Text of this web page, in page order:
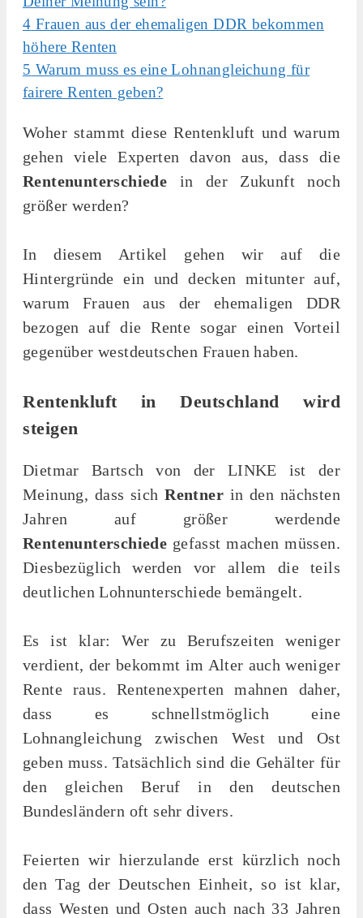
4 Frauen aus der ehemaligen DDR bekommen
höhere Renten
5 Warum muss es eine Lohnangleichung für
fairere Renten geben?
Woher stammt diese Rentenkluft und warum
gehen viele Experten davon aus, dass die
Rentenunterschiede in der Zukunft noch
größer werden?
In diesem Artikel gehen wir auf die
Hintergründe ein und decken mitunter auf,
warum Frauen aus der ehemaligen DDR
bezogen auf die Rente sogar einen Vorteil
gegenüber westdeutschen Frauen haben.
Rentenkluft in Deutschland wird
steigen
Dietmar Bartsch von der LINKE ist der
Meinung, dass sichRentner in den nächsten
Jahren auf größer werdende
Rentenunterschiede gefasst machen müssen.
Diesbezüglich werden vor allem die teils
deutlichen Lohnunterschiede bemängelt.
Es ist klar: Wer zu Berufszeiten weniger
verdient, der bekommt im Alter auch weniger
Rente raus. Rentenexperten mahnen daher,
dass es schnellstmöglich eine
Lohnangleichung zwischen West und Ost
geben muss. Tatsächlich sind die Gehälter für
den gleichen Beruf in den deutschen
Bundesländern oft sehr divers.
Feierten wir hierzulande erst kürzlich noch
den Tag der Deutschen Einheit, so ist klar,
dass Westen und Osten auch nach 33 Jahren